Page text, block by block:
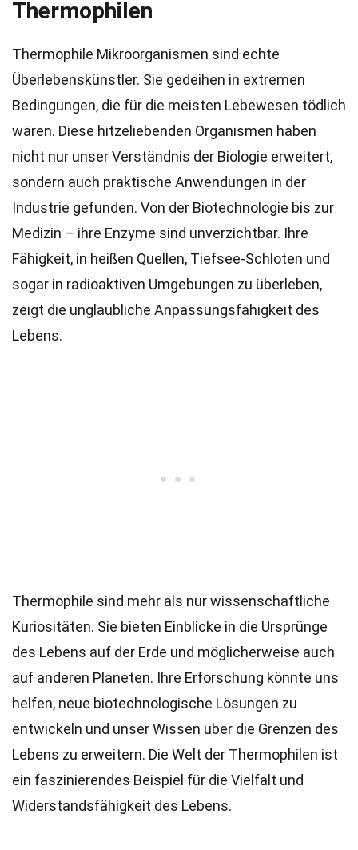
Thermophilen
Thermophile Mikroorganismen sind echte
Überlebenskünstler. Sie gedeihen in extremen
Bedingungen, die für die meisten Lebewesen tödlich
wären. Diese hitzeliebenden Organismen haben
nicht nur unser Verständnis der Biologie erweitert,
sondern auch praktische Anwendungen in der
Industrie gefunden. Von der Biotechnologie bis zur
Medizin – ihre Enzyme sind unverzichtbar. Ihre
Fähigkeit, in heißen Quellen, Tiefsee-Schloten und
sogar in radioaktiven Umgebungen zu überleben,
zeigt die unglaubliche Anpassungsfähigkeit des
Lebens.
Thermophile sind mehr als nur wissenschaftliche
Kuriositäten. Sie bieten Einblicke in die Ursprünge
des Lebens auf der Erde und möglicherweise auch
auf anderen Planeten. Ihre Erforschung könnte uns
helfen, neue biotechnologische Lösungen zu
entwickeln und unser Wissen über die Grenzen des
Lebens zu erweitern. Die Welt der Thermophilen ist
ein faszinierendes Beispiel für die Vielfalt und
Widerstandsfähigkeit des Lebens.